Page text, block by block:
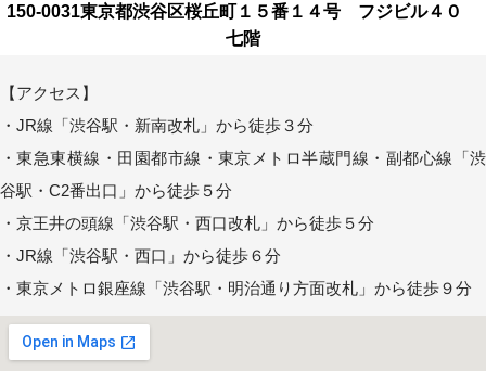
150-0031東京都渋谷区桜丘町１５番１４号 フジビル４０
七階
【アクセス】
・JR線「渋谷駅・新南改札」から徒歩３分
・東急東横線・田園都市線・東京メトロ半蔵門線・副都心線「渋
谷駅・C2番出口」から徒歩５分
・京王井の頭線「渋谷駅・西口改札」から徒歩５分
・JR線「渋谷駅・西口」から徒歩６分
・東京メトロ銀座線「渋谷駅・明治通り方面改札」から徒歩９分